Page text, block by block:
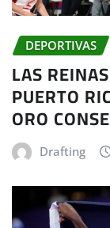
DEPORTIVAS
LAS
PUERTO
ORO
Drafting